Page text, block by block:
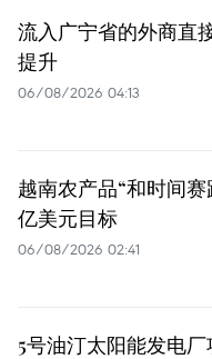
流入广宁省的外商直
提升
06/08/2026 04:13
越南农产品“和时间
亿美元目标
06/08/2026 02:41
5号油汀太阳能发电